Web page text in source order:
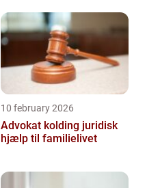
10 february 2026
Advokat kolding juridisk
hjælp til familielivet